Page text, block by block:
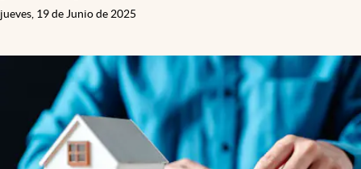
jueves, 19 de Junio de 2025